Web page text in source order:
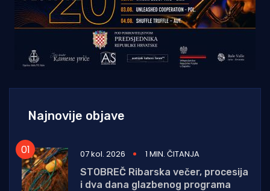
Najnovije objave
07 kol. 2026
1 MIN. ČITANJA
STOBREČ Ribarska večer, procesija
i dva dana glazbenog programa